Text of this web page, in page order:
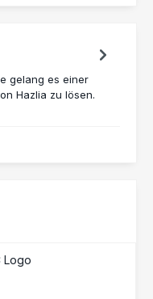
gelang es einer
Hazlia zu lösen.